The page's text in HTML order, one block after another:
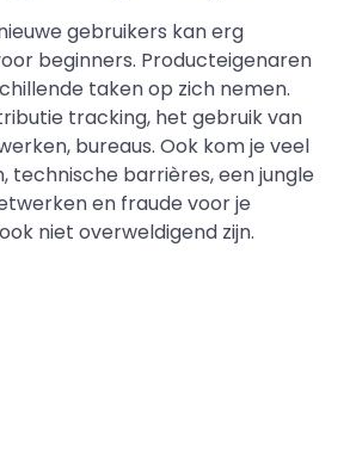
gebruikers kan erg
beginners. Producteigenaren
taken op zich nemen.
tracking, het gebruik van
bureaus. Ook kom je veel
technische barrières, een jungle
en fraude voor je
niet overweldigend zijn.